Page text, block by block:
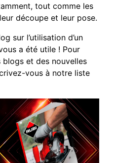
tout comme les
découpe et leur pose.
sur l’utilisation d’un
a été utile ! Pour
et des nouvelles
vous à notre liste